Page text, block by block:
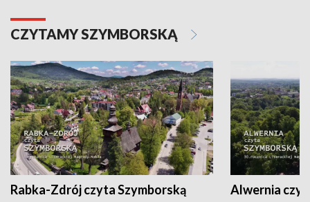
CZYTAMY SZYMBORSKĄ
Rabka-Zdrój czyta Szymborską Alwernia